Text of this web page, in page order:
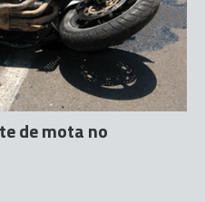
de mota no